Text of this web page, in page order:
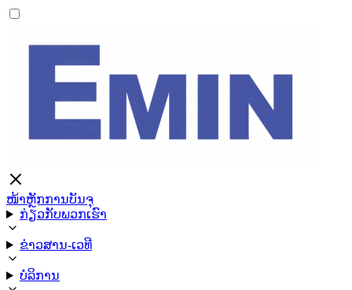
ໜ້າຫຼັກການບັນຈຸ
ກ່ຽວກັບພວກເຮົາ
ຂ່າວສານ-ເວທີ
ບໍລິການ